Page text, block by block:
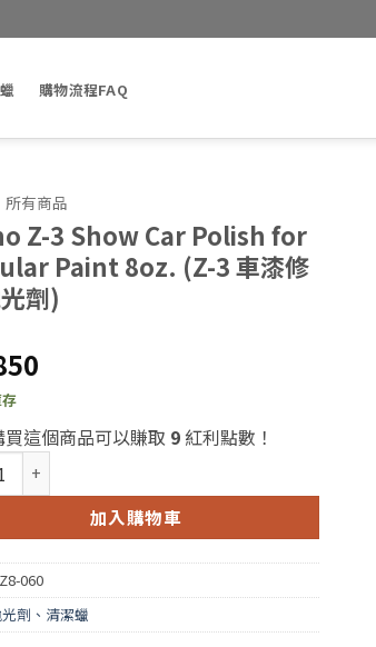
購物流程FAQ
所有商品
Z-3 Show Car Polish for
Paint 8oz. (Z-3 車漆修
劑)
這個商品可以賺取 9紅利點數！
Z-3 Show Car Polish for Regular Paint 8oz. (Z-3
加入購物車
060
劑、清潔蠟